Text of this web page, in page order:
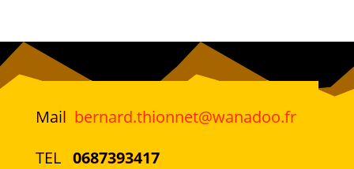
Mail bernard.thionnet@wanadoo.fr
TEL 0687393417